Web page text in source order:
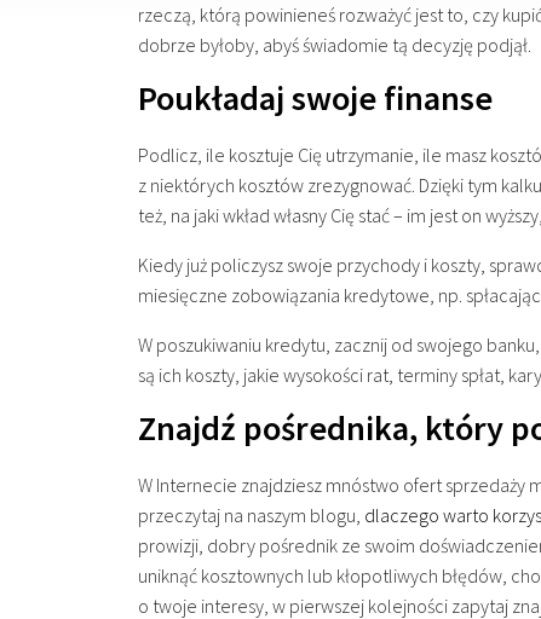
rzeczą, którą powinieneś rozważyć jest to, czy
dobrze byłoby, abyś świadomie tą decyzję podjął.
Poukładaj swoje finanse
Podlicz, ile kosztuje Cię utrzymanie, ile masz
z niektórych kosztów zrezygnować. Dzięki tym
też, na jaki wkład własny Cię stać – im jest on
Kiedy już policzysz swoje przychody i koszty,
miesięczne zobowiązania kredytowe, np.
W poszukiwaniu kredytu, zacznij od swojego
są ich koszty, jakie wysokości rat, terminy spłat,
Znajdź pośrednika, który
W Internecie znajdziesz mnóstwo ofert sprzedaży
przeczytaj na naszym blogu, dlaczego warto
prowizji, dobry pośrednik ze swoim
uniknąć kosztownych lub kłopotliwych błędów,
o twoje interesy, w pierwszej kolejności zapytaj